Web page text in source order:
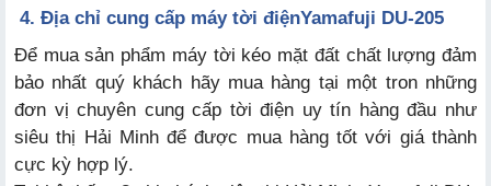
4. Địa chỉ cung cấp máy tời điệnYamafuji DU-205
Để mua sản phẩm máy tời kéo mặt đất chất lượng đảm
bảo nhất quý khách hãy mua hàng tại một tron những
đơn vị chuyên cung cấp tời điện uy tín hàng đầu như
siêu thị Hải Minh để được mua hàng tốt với giá thành
cực kỳ hợp lý.